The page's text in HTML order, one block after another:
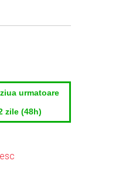
urmatoare
zile (48h)